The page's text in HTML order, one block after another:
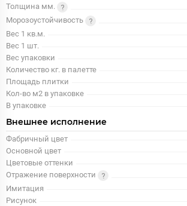
Толщина мм.
Морозоустойчивость
Вес 1 кв.м.
Вес 1 шт.
Вес упаковки
Количество кг. в палетте
Площадь плитки
Кол-во м2 в упаковке
В упаковке
Внешнее исполнение
Фабричный цвет
Основной цвет
Цветовые оттенки
Отражение поверхности
Имитация
Рисунок